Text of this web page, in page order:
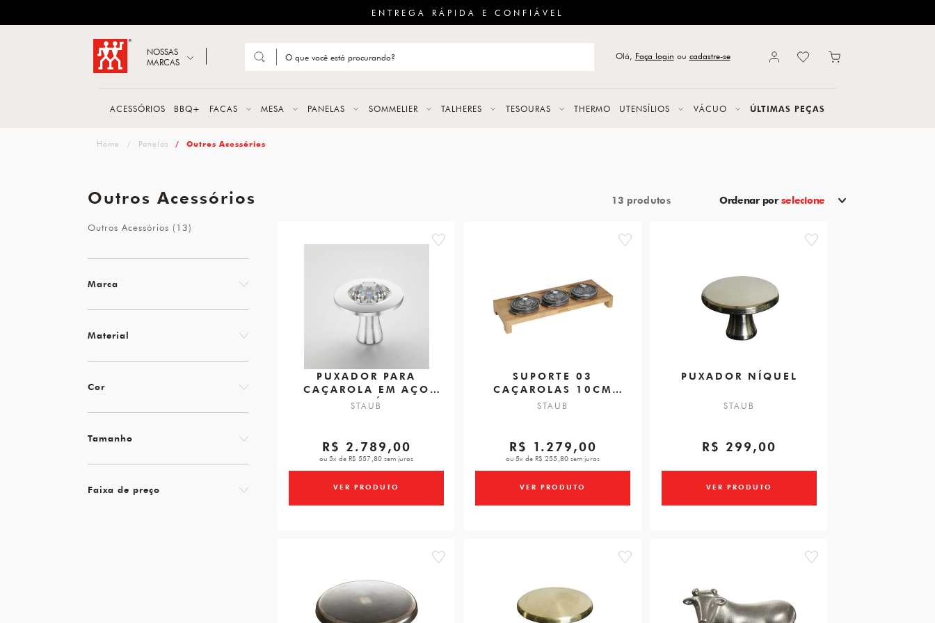
ENTREGA RÁPIDA E CONFIÁVEL
ZWILLING
NOSSAS
MARCAS
FACAS
Olá, Faça login ou cadastre-se
ACESSÓRIOS BBQ+ FACAS MESA PANELAS SOMMELIER TALHERES TESOURAS THERMO UTENSÍLIOS VÁCUO ÚLTIMAS PEÇAS
Panelas Outros Acessórios
Outros Acessórios
Marca
Material
Cor
Tamanho
Faixa de preço
Outros Acessórios (13)
Ordenar por selecione
13
favorite
PUXADOR PARA
CAÇAROLA EM AÇO
INOXIDÁVEL
STAUB
R$ 2.789,00
ou 5x de R$ 557,80 sem juros
VER PRODUTO
favorite
SUPORTE 03
CAÇAROLAS 10CM
42X16X5CM
STAUB
R$ 1.279,00
ou 5x de R$ 255,80 sem juros
VER PRODUTO
favorite
PUXADOR NÍQUEL
STAUB
R$ 299,00
VER PRODUTO
favorite favorite favorite